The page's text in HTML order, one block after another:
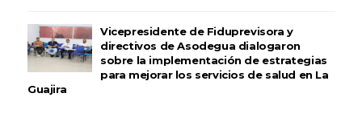
Vicepresidente de Fiduprevisora y
directivos de Asodegua dialogaron
sobre la implementación de estrategias
para mejorar los servicios de salud en La
Guajira